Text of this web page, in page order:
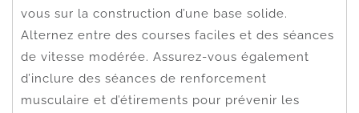
vous sur la construction d’une base solide.
Alternez entre des courses faciles et des séances
de vitesse modérée. Assurez-vous également
d’inclure des séances de renforcement
musculaire et d’étirements pour prévenir les